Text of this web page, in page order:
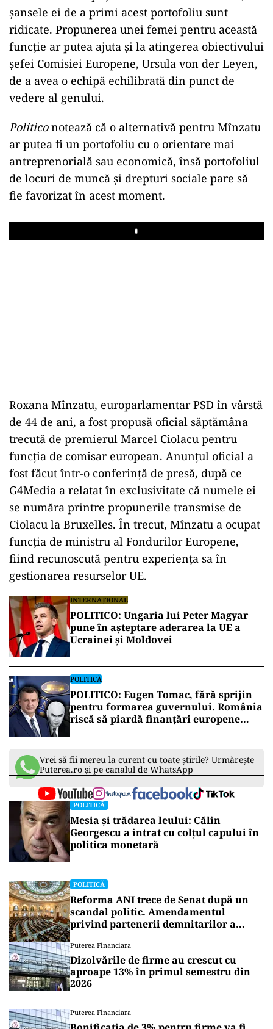
șansele ei de a primi acest portofoliu sunt
ridicate. Propunerea unei femei pentru această
funcție ar putea ajuta și la atingerea obiectivului
șefei Comisiei Europene, Ursula von der Leyen,
de a avea o echipă echilibrată din punct de
vedere al genului.
Politiconotează că o alternativă pentru Mînzatu
ar putea fi un portofoliu cu o orientare mai
antreprenorială sau economică, însă portofoliul
de locuri de muncă și drepturi sociale pare să
fie favorizat în acest moment.
Play
Roxana Mînzatu, europarlamentar PSD în vârstă
de 44 de ani, a fost propusă oficial săptămâna
trecută de premierul Marcel Ciolacu pentru
funcția de comisar european. Anunțul oficial a
fost făcut într-o conferință de presă, după ce
G4Media a relatat în exclusivitate că numele ei
se număra printre propunerile transmise de
Ciolacu la Bruxelles. În trecut, Mînzatu a ocupat
funcția de ministru al Fondurilor Europene,
fiind recunoscută pentru experiența sa în
gestionarea resurselor UE.
INTERNAȚIONAL
POLITICO: Ungaria lui Peter Magyar
pune în aşteptare aderarea la UE a
Ucrainei şi Moldovei
POLITICĂ
POLITICO: Eugen Tomac, fără sprijin
pentru formarea guvernului. România
riscă să piardă finanțări europene
Vrei să fii mereu la curent cu toate știrile? Urmărește
Puterea.ro și pe canalul de WhatsApp
POLITICĂ
Mesia și trădarea leului: Călin
Georgescu a intrat cu colțul capului în
politica monetară
POLITICĂ
Reforma ANI trece de Senat după un
scandal politic. Amendamentul
privind partenerii demnitarilor a
Puterea Financiara
Dizolvările de firme au crescut cu
aproape 13% în primul semestru din
2026
Puterea Financiara